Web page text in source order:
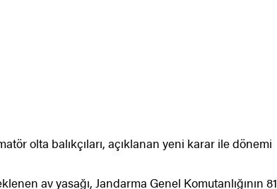
olta balıkçıları, açıklanan yeni karar ile dönemi
av yasağı, Jandarma Genel Komutanlığının 81